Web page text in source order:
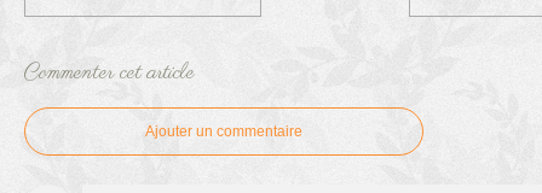
Commenter cet article
Ajouter un commentaire